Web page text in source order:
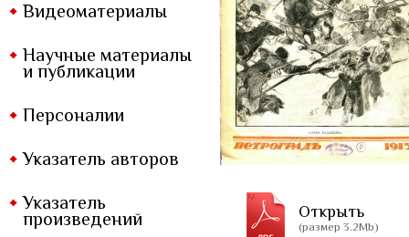
Видеоматериалы
Научные материалы
и публикации
Персоналии
Указатель авторов
Указатель
произведений
Открыть
(размер 3.2Mb)